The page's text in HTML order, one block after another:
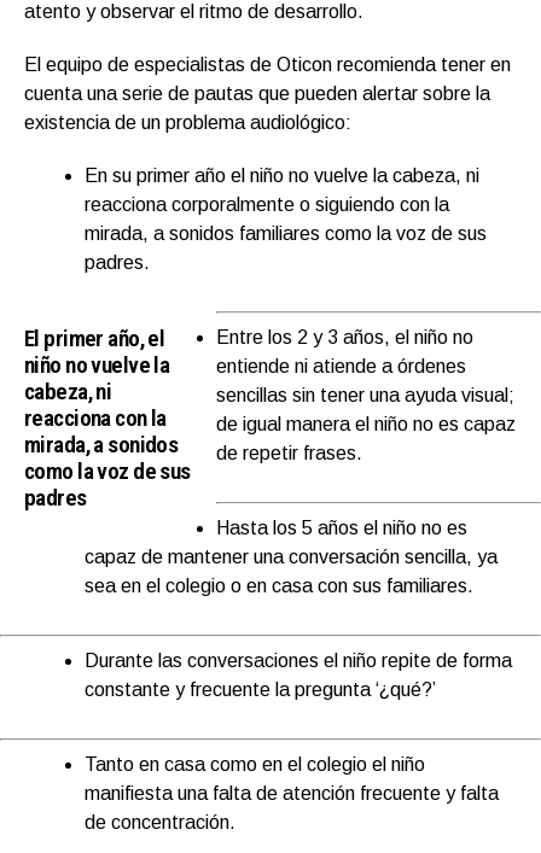
atento y observar el ritmo de desarrollo.
El equipo de especialistas de Oticon recomienda tener en
cuenta una serie de pautas que pueden alertar sobre la
existencia de un problema audiológico:
En su primer año el niño no vuelve la cabeza, ni
reacciona corporalmente o siguiendo con la
mirada, a sonidos familiares como la voz de sus
padres.
El primer año, el
niño no vuelve la
cabeza, ni
reacciona con la
mirada, a sonidos
como la voz de sus
padres
Entre los 2 y 3 años, el niño no
entiende ni atiende a órdenes
sencillas sin tener una ayuda visual;
de igual manera el niño no es capaz
de repetir frases.
Hasta los 5 años el niño no es
capaz de mantener una conversación sencilla, ya
sea en el colegio o en casa con sus familiares.
Durante las conversaciones el niño repite de forma
constante y frecuente la pregunta ‘¿qué?’
Tanto en casa como en el colegio el niño
manifiesta una falta de atención frecuente y falta
de concentración.